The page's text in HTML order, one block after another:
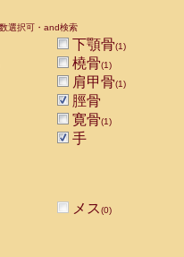
選択可・and検索
下顎骨(1)
橈骨(1)
肩甲骨(1)
脛骨
寛骨(1)
手
メス(0)